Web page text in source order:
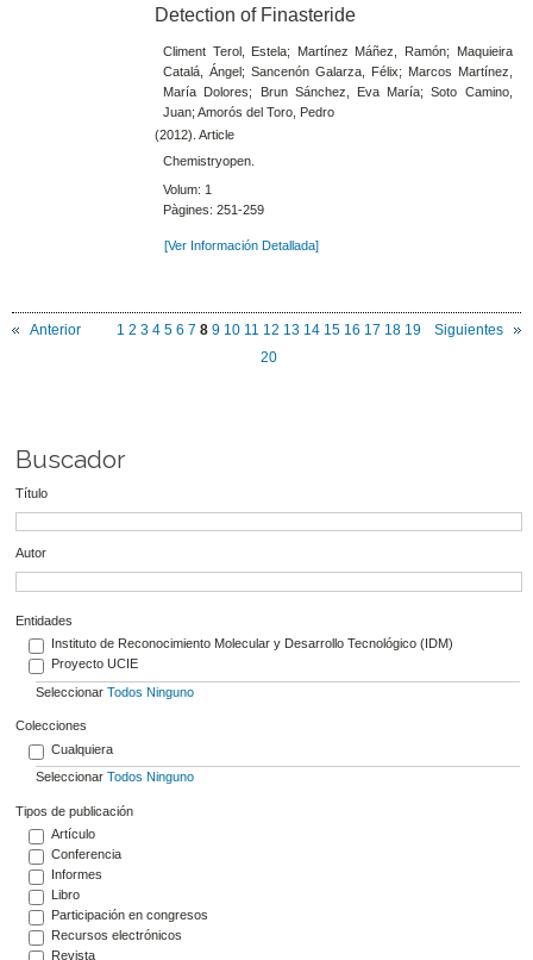
Detection of Finasteride
Climent Terol, Estela; Martínez Máñez, Ramón; Maquieira
Catalá, Ángel; Sancenón Galarza, Félix; Marcos Martínez,
María Dolores; Brun Sánchez, Eva María; Soto Camino,
Juan; Amorós del Toro, Pedro
(2012). Article
Chemistryopen.
Volum: 1
Pàgines: 251-259
[Ver Información Detallada]
Anterior Siguientes
1 2 3 4 5 6 7 8 9 10 11 12 13 14 15 16 17 18 19
20
Buscador
Título
Autor
Entidades
Instituto de Reconocimiento Molecular y Desarrollo Tecnológico (IDM)
Proyecto UCIE
Seleccionar Todos Ninguno
Colecciones
Cualquiera
Seleccionar Todos Ninguno
Tipos de publicación
Artículo
Conferencia
Informes
Libro
Participación en congresos
Recursos electrónicos
Revista